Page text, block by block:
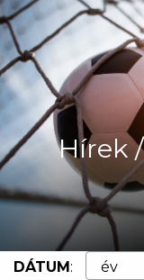
Hírek
DÁTUM: